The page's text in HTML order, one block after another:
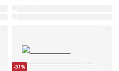
-31%